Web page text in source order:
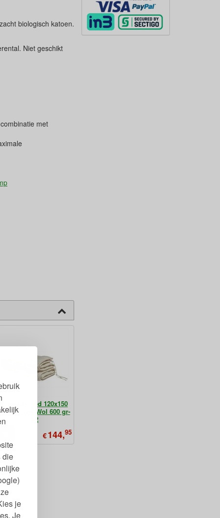
die
je
Je
biologisch katoen.
Niet geschikt
met
Kinderdekbed 120x150
Wol 600 gr-
m2
€144,95